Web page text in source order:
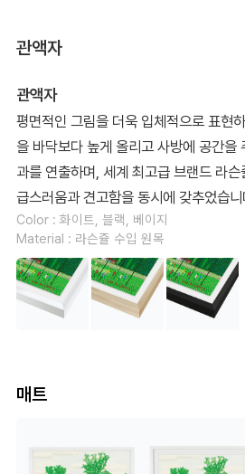
관액자
관액자
평면적인 그림을 더욱 입체적으로 표현
을 바닥보다 높게 올리고 사방에 공간을
과를 연출하며, 세계 최고급 브랜드 라
급스러움과 견고함을 동시에 갖추었습니
Color : 화이트, 블랙, 베이지
Material : 라슨쥴 수입 원목
매트